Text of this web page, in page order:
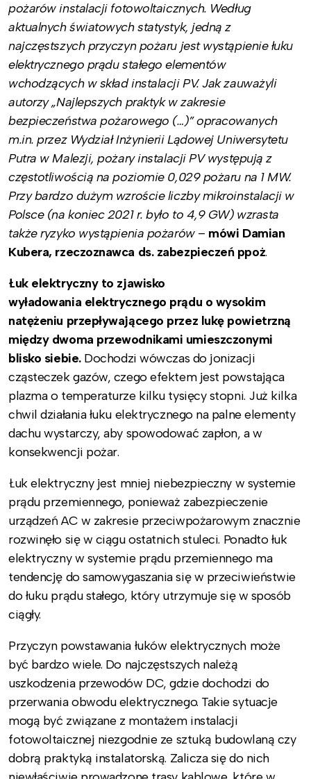
pożarów instalacji fotowoltaicznych. Według
aktualnych światowych statystyk, jedną z
najczęstszych przyczyn pożaru jest wystąpienie łuku
elektrycznego prądu stałego elementów
wchodzących w skład instalacji PV. Jak zauważyli
autorzy „Najlepszych praktyk w zakresie
bezpieczeństwa pożarowego (…)” opracowanych
m.in. przez Wydział Inżynierii Lądowej Uniwersytetu
Putra w Malezji, pożary instalacji PV występują z
częstotliwością na poziomie 0,029 pożaru na 1 MW.
Przy bardzo dużym wzroście liczby mikroinstalacji w
Polsce (na koniec 2021 r. było to 4,9 GW) wzrasta
także ryzyko wystąpienia pożarów – mówi Damian
Kubera, rzeczoznawca ds. zabezpieczeń ppoż.
Łuk elektryczny to zjawisko
wyładowania elektrycznego prądu o wysokim
natężeniu przepływającego przez lukę powietrzną
między dwoma przewodnikami umieszczonymi
blisko siebie. Dochodzi wówczas do jonizacji
cząsteczek gazów, czego efektem jest powstająca
plazma o temperaturze kilku tysięcy stopni. Już kilka
chwil działania łuku elektrycznego na palne elementy
dachu wystarczy, aby spowodować zapłon, a w
konsekwencji pożar.
Łuk elektryczny jest mniej niebezpieczny w systemie
prądu przemiennego, ponieważ zabezpieczenie
urządzeń AC w zakresie przeciwpożarowym znacznie
rozwinęło się w ciągu ostatnich stuleci. Ponadto łuk
elektryczny w systemie prądu przemiennego ma
tendencję do samowygaszania się w przeciwieństwie
do łuku prądu stałego, który utrzymuje się w sposób
ciągły.
Przyczyn powstawania łuków elektrycznych może
być bardzo wiele. Do najczęstszych należą
uszkodzenia przewodów DC, gdzie dochodzi do
przerwania obwodu elektrycznego. Takie sytuacje
mogą być związane z montażem instalacji
fotowoltaicznej niezgodnie ze sztuką budowlaną czy
dobrą praktyką instalatorską. Zalicza się do nich